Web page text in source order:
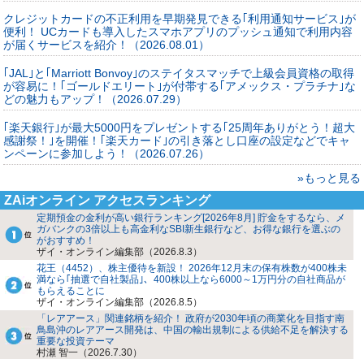
クレジットカードの不正利用を早期発見できる｢利用通知サービス｣が
便利！ UCカードも導入したスマホアプリのプッシュ通知で利用内容
が届くサービスを紹介！（2026.08.01）
｢JAL｣と｢Marriott Bonvoy｣のステイタスマッチで上級会員資格の取得
が容易に！｢ゴールドエリート｣が付帯する｢アメックス・プラチナ｣な
どの魅力もアップ！（2026.07.29）
｢楽天銀行｣が最大5000円をプレゼントする｢25周年ありがとう！超大
感謝祭！｣を開催！｢楽天カード｣の引き落とし口座の設定などでキャ
ンペーンに参加しよう！（2026.07.26）
»もっと見る
ZAiオンライン アクセスランキング
定期預金の金利が高い銀行ランキング[2026年8月] 貯金をするなら、メ
ガバンクの3倍以上も高金利なSBI新生銀行など、お得な銀行を選ぶの
がおすすめ！
ザイ・オンライン編集部（2026.8.3）
花王（4452）、株主優待を新設！ 2026年12月末の保有株数が400株未
満なら｢抽選で自社製品｣、400株以上なら6000～1万円分の自社商品が
もらえることに
ザイ・オンライン編集部（2026.8.5）
「レアアース」関連銘柄を紹介！ 政府が2030年頃の商業化を目指す南
鳥島沖のレアアース開発は、中国の輸出規制による供給不足を解決する
重要な投資テーマ
村瀬 智一（2026.7.30）